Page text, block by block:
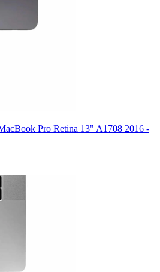
Pro Retina 13" A1708 2016 -